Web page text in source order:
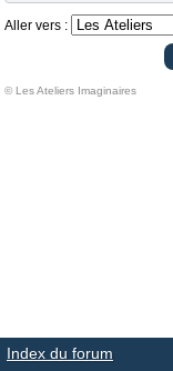
Aller vers :
© Les Ateliers Imaginaires
Index du forum